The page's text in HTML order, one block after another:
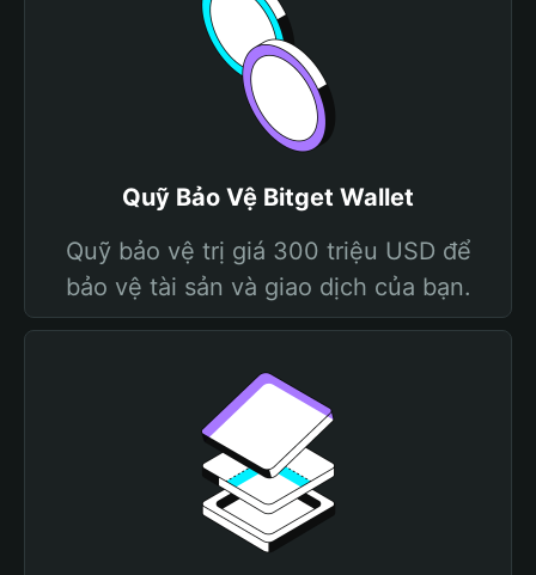
Quỹ Bảo Vệ Bitget Wallet
Quỹ bảo vệ trị giá 300 triệu USD để
bảo vệ tài sản và giao dịch của bạn.